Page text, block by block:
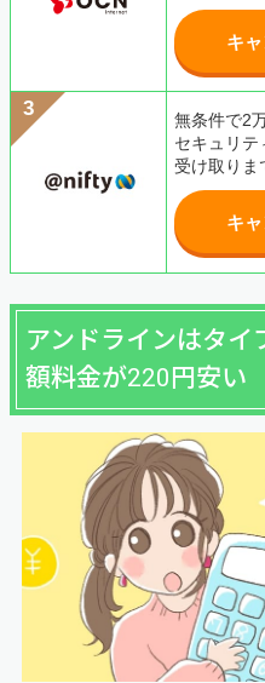
キ
無条件で2
セキュリテ
受け取りま
キ
アンドラインはタイ
額料金が220円安い